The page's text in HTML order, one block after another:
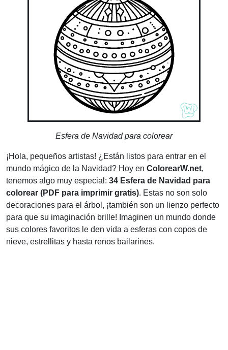
Esfera de Navidad para colorear
¡Hola, pequeños artistas! ¿Están listos para entrar en el
mundo mágico de la Navidad? Hoy en ColorearW.net,
tenemos algo muy especial: 34 Esfera de Navidad para
colorear (PDF para imprimir gratis). Estas no son solo
decoraciones para el árbol, ¡también son un lienzo perfecto
para que su imaginación brille! Imaginen un mundo donde
sus colores favoritos le den vida a esferas con copos de
nieve, estrellitas y hasta renos bailarines.